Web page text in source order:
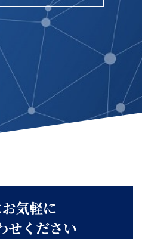
気軽に
せください